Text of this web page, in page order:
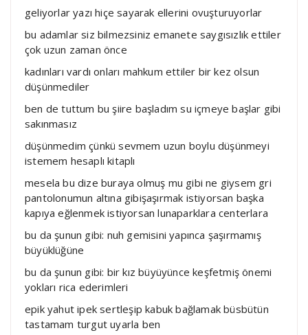
geliyorlar yazı hiçe sayarak ellerini ovuşturuyorlar
bu adamlar siz bilmezsiniz emanete saygısızlık ettiler
çok uzun zaman önce
kadınları vardı onları mahkum ettiler bir kez olsun
düşünmediler
ben de tuttum bu şiire başladım su içmeye başlar gibi
sakınmasız
düşünmedim çünkü sevmem uzun boylu düşünmeyi
istemem hesaplı kitaplı
mesela bu dize buraya olmuş mu gibi ne giysem gri
pantolonumun altına gibişaşırmak istiyorsan başka
kapıya eğlenmek istiyorsan lunaparklara centerlara
bu da şunun gibi: nuh gemisini yapınca şaşırmamış
büyüklüğüne
bu da şunun gibi: bir kız büyüyünce keşfetmiş önemi
yokları rica ederimleri
epik yahut ipek sertleşip kabuk bağlamak büsbütün
tastamam turgut uyarla ben